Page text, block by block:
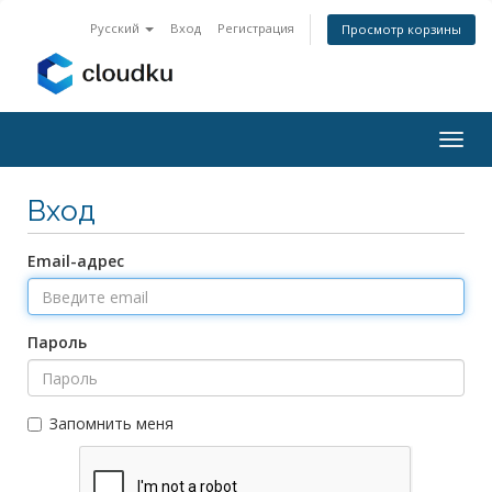
Русский Вход Регистрация Просмотр корзины
Вход
Email-адрес
Пароль
Запомнить меня